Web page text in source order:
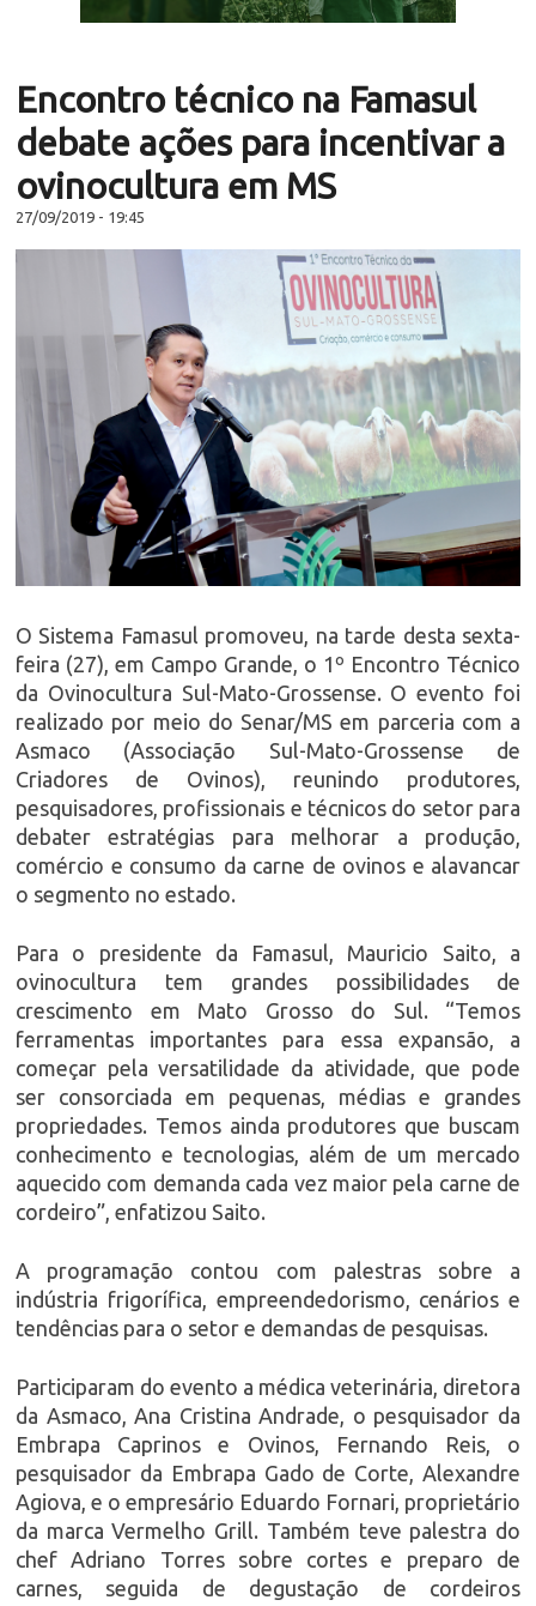
Encontro técnico na Famasul
debate ações para incentivar a
ovinocultura em MS
27/09/2019 - 19:45
O Sistema Famasul promoveu, na tarde desta sexta-
feira (27), em Campo Grande, o 1º Encontro Técnico
da Ovinocultura Sul-Mato-Grossense. O evento foi
realizado por meio do Senar/MS em parceria com a
Asmaco (Associação Sul-Mato-Grossense de
Criadores de Ovinos), reunindo produtores,
pesquisadores, profissionais e técnicos do setor para
debater estratégias para melhorar a produção,
comércio e consumo da carne de ovinos e alavancar
o segmento no estado.
Para o presidente da Famasul, Mauricio Saito, a
ovinocultura tem grandes possibilidades de
crescimento em Mato Grosso do Sul. “Temos
ferramentas importantes para essa expansão, a
começar pela versatilidade da atividade, que pode
ser consorciada em pequenas, médias e grandes
propriedades. Temos ainda produtores que buscam
conhecimento e tecnologias, além de um mercado
aquecido com demanda cada vez maior pela carne de
cordeiro”, enfatizou Saito.
A programação contou com palestras sobre a
indústria frigorífica, empreendedorismo, cenários e
tendências para o setor e demandas de pesquisas.
Participaram do evento a médica veterinária, diretora
da Asmaco, Ana Cristina Andrade, o pesquisador da
Embrapa Caprinos e Ovinos, Fernando Reis, o
pesquisador da Embrapa Gado de Corte, Alexandre
Agiova, e o empresário Eduardo Fornari, proprietário
da marca Vermelho Grill. Também teve palestra do
chef Adriano Torres sobre cortes e preparo de
carnes, seguida de degustação de cordeiros